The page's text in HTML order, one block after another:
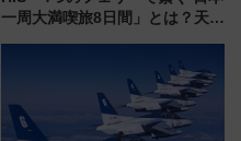
一周大満喫旅8日間」とは？天橋
雑な手続きも不要でお手軽に楽
しめるプランが登場